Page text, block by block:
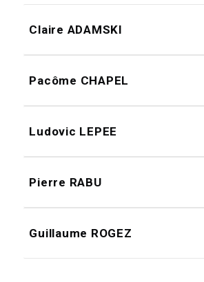
Claire ADAMSKI
Pacôme CHAPEL
Ludovic LEPEE
Pierre RABU
Guillaume ROGEZ